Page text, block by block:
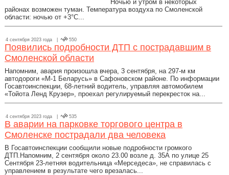
Ночью и утром в некоторых
районах возможен туман. Температура воздуха по Смоленской
области: ночью от +3°C...
4 сентября 2023 года | 550
Появились подробности ДТП с пострадавшим в
Смоленской области
Напомним, авария произошла вчера, 3 сентября, на 297-м км
автодороги «М-1 Беларусь» в Сафоновском районе. По информации
Госавтоинспекции, 68-летний водитель, управляя автомобилем
«Тойота Ленд Крузер», проехал регулируемый перекресток на...
4 сентября 2023 года | 535
В аварии на парковке торгового центра в
Смоленске пострадали два человека
В Госавтоинспекции сообщили новые подробности громкого
ДТП.Напомним, 2 сентября около 23.00 возле д. 35А по улице 25
Сентября 23-летняя водительница «Мерседеса», не справилась с
управлением в результате чего врезалась...